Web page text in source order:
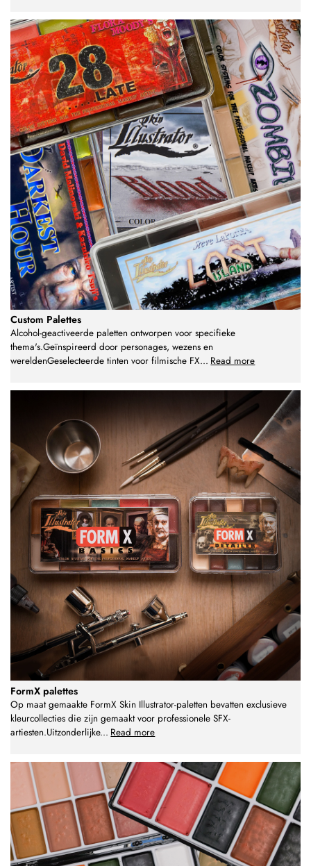
Custom Palettes
Alcohol-geactiveerde paletten ontworpen voor specifieke
thema's.Geïnspireerd door personages, wezens en
wereldenGeselecteerde tinten voor filmische FX... Read more
FormX palettes
Op maat gemaakte FormX Skin Illustrator-paletten bevatten exclusieve
kleurcollecties die zijn gemaakt voor professionele SFX-
artiesten.Uitzonderlijke... Read more